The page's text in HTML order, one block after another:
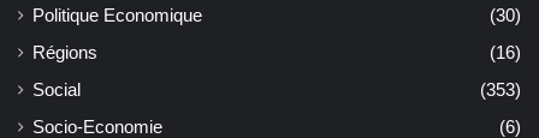
Politique Economique
(30)
Régions
(16)
Social
(353)
Socio-Economie
(6)